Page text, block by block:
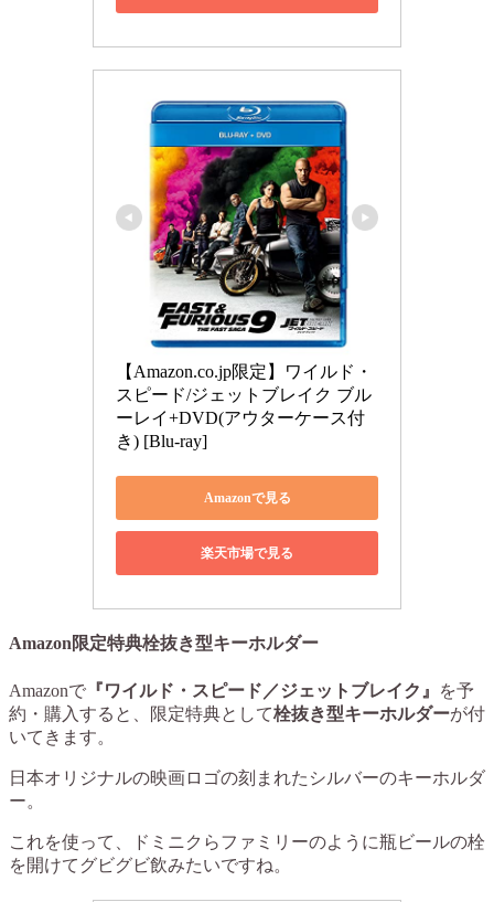
【Amazon.co.jp限定】ワイルド・
スピード/ジェットブレイク ブル
ーレイ+DVD(アウターケース付
き) [Blu-ray]
Amazonで見る
楽天市場で見る
Amazon限定特典栓抜き型キーホルダー
Amazonで 『ワイルド・スピード／ジェットブレイク』
を予
約・購入すると、限定特典として栓抜き型キーホルダーが付
いてきます。
日本オリジナルの映画ロゴの刻まれたシルバーのキーホルダ
ー。
これを使って、ドミニクらファミリーのように瓶ビールの栓
を開けてグビグビ飲みたいですね。